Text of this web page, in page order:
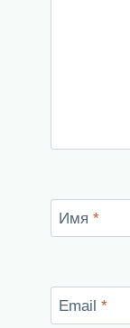
Имя *
Email *